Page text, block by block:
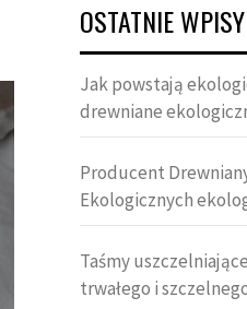
OSTATNIE WPISY
Jak powstają
drewniane
Producent
Ekologicznych
Taśmy
trwałego i